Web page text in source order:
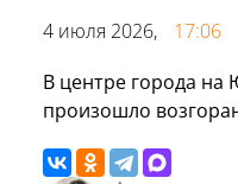
4 июля 2026, 17:06
В центре города
произошло